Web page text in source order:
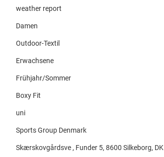
weather report
Damen
Outdoor-Textil
Erwachsene
Frühjahr/Sommer
Boxy Fit
uni
Sports Group Denmark
Skærskovgårdsve , Funder 5, 8600 Silkeborg, DK